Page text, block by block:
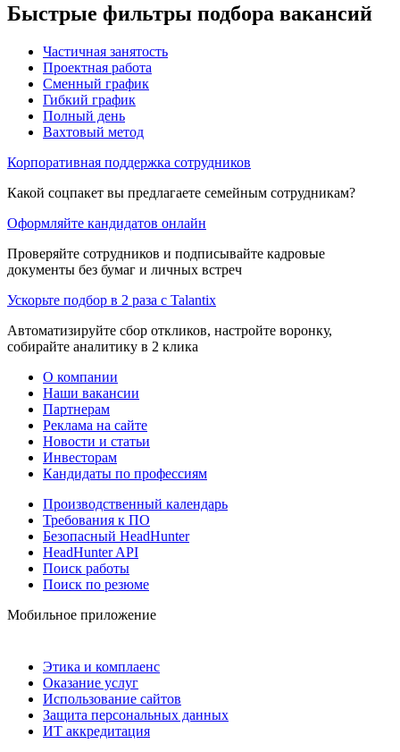
Быстрые фильтры подбора вакансий
Частичная занятость
Проектная работа
Сменный график
Гибкий график
Полный день
Вахтовый метод
Корпоративная поддержка сотрудников
Какой соцпакет вы предлагаете семейным сотрудникам?
Оформляйте кандидатов онлайн
Проверяйте сотрудников и подписывайте кадровые
документы без бумаг и личных встреч
Ускорьте подбор в 2 раза с Talantix
Автоматизируйте сбор откликов, настройте воронку,
собирайте аналитику в 2 клика
О компании
Наши вакансии
Партнерам
Реклама на сайте
Новости и статьи
Инвесторам
Кандидаты по профессиям
Производственный календарь
Требования к ПО
Безопасный HeadHunter
HeadHunter API
Поиск работы
Поиск по резюме
Мобильное приложение
Этика и комплаенс
Оказание услуг
Использование сайтов
Защита персональных данных
ИТ аккредитация